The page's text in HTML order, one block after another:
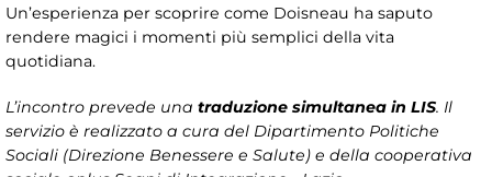
Un’esperienza per scoprire come Doisneau ha saputo
rendere magici i momenti più semplici della vita
quotidiana.
L’incontro prevede una traduzione simultanea in LIS. Il
servizio è realizzato a cura del Dipartimento Politiche
Sociali (Direzione Benessere e Salute) e della cooperativa